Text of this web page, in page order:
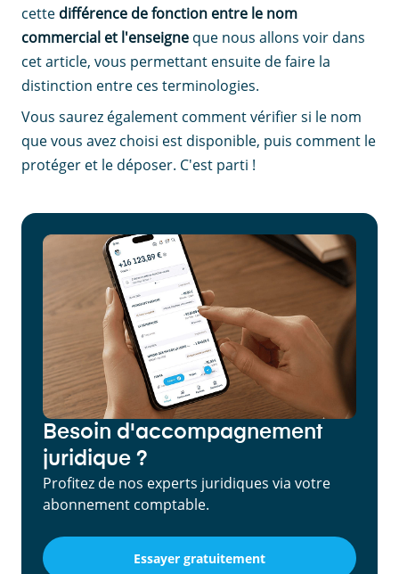
cette différence de fonction entre le nom
commercial et l'enseigne que nous allons voir dans
cet article, vous permettant ensuite de faire la
distinction entre ces terminologies.
Vous saurez également comment vérifier si le nom
que vous avez choisi est disponible, puis comment le
protéger et le déposer. C'est parti !
Besoin d'accompagnement
juridique ?
Profitez de nos experts juridiques via votre
abonnement comptable.
Essayer gratuitement